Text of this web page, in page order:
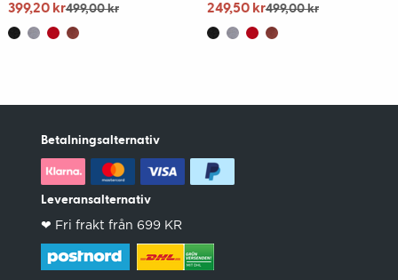
399,20 kr499,00 kr 249,50 kr499,00 kr
Betalningsalternativ
Leveransalternativ
❤︎ Fri frakt från 699 KR